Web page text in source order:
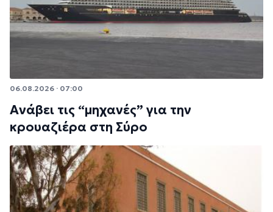
06.08.2026 · 07:00
Ανάβει τις “μηχανές” για την
κρουαζιέρα στη Σύρο